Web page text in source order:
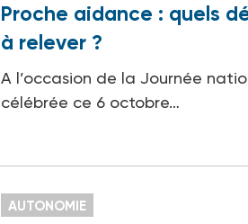
Proche aidance : quels
à relever ?
A l’occasion de la Journée
célébrée ce 6 octobre…
AUTONOMIE